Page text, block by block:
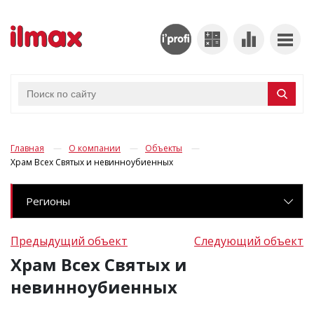
Главная О компании
Объекты
Храм Всех Святых и невинноубиенных
Регионы
Предыдущий объект Следующий объект
Храм Всех Святых и
невинноубиенных